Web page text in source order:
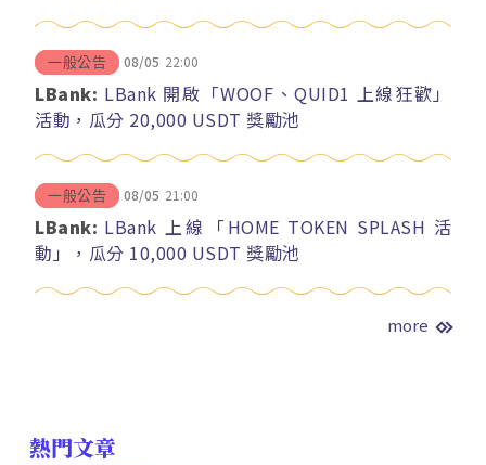
一般公告 08/05 22:00
LBank: LBank 開啟「WOOF、QUID1 上線狂歡」
活動，瓜分 20,000 USDT 獎勵池
一般公告 08/05 21:00
LBank: LBank 上線「HOME TOKEN SPLASH 活
動」，瓜分 10,000 USDT 獎勵池
more
熱門文章